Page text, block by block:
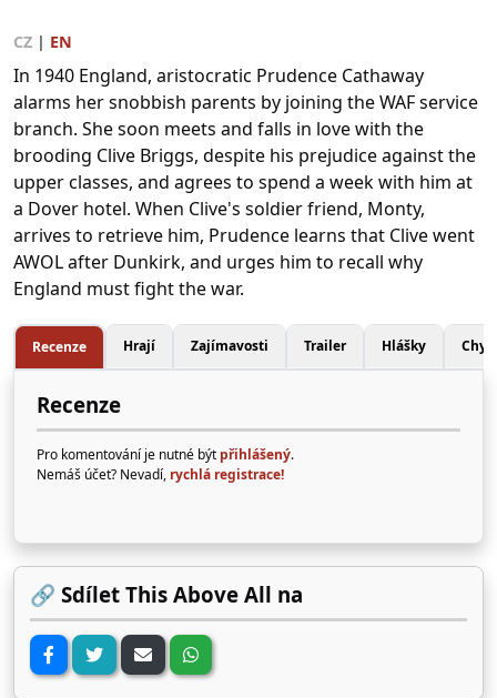
CZ | EN
In 1940 England, aristocratic Prudence Cathaway
alarms her snobbish parents by joining the WAF service
branch. She soon meets and falls in love with the
brooding Clive Briggs, despite his prejudice against the
upper classes, and agrees to spend a week with him at
a Dover hotel. When Clive's soldier friend, Monty,
arrives to retrieve him, Prudence learns that Clive went
AWOL after Dunkirk, and urges him to recall why
England must fight the war.
Recenze Hrají Zajímavosti Trailer Hlášky
Recenze
Pro komentování je nutné být přihlášený.
Nemáš účet? Nevadí, rychlá registrace!
🔗 Sdílet This Above All na